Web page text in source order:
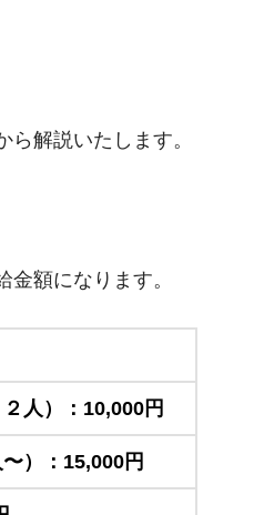
ら解説いたします。
額になります。
人）：10,000円
）：15,000円